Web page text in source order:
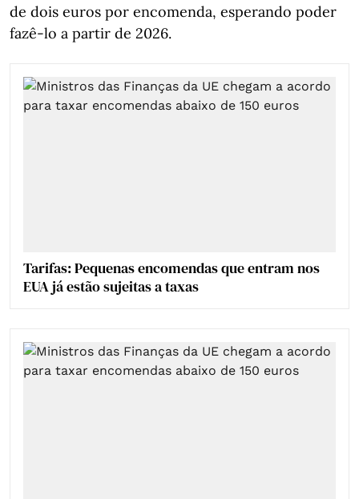
de dois euros por encomenda, esperando poder
fazê-lo a partir de 2026.
Tarifas: Pequenas encomendas que entram nos
EUA já estão sujeitas a taxas